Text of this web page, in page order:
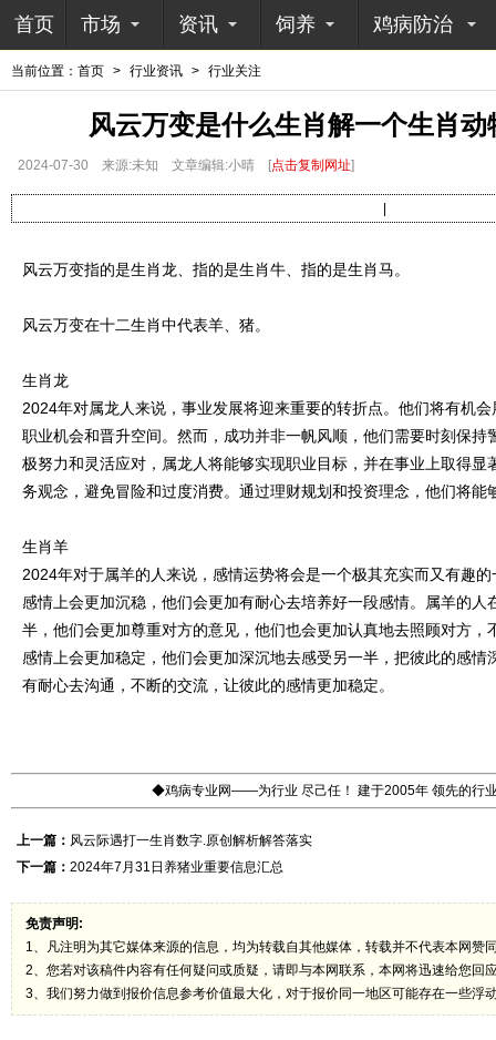
首页 市场 资讯 饲养 鸡病防治
当前位置： 首页 > 行业资讯 > 行业关注
风云万变是什么生肖解一个生肖
2024-07-30 来源:未知 文章编辑:小晴 [点击复制网址]
风云万变指的是生肖龙、指的是生肖牛、指的是生肖马。
风云万变在十二生肖中代表羊、猪。
生肖龙
2024年对属龙人来说，事业发展将迎来重要的转折点。他们将有机
职业机会和晋升空间。然而，成功并非一帆风顺，他们需要时刻保持
极努力和灵活应对，属龙人将能够实现职业目标，并在事业上取得显
务观念，避免冒险和过度消费。通过理财规划和投资理念，他们将能
生肖羊
2024年对于属羊的人来说，感情运势将会是一个极其充实而又有趣
感情上会更加沉稳，他们会更加有耐心去培养好一段感情。属羊的
半，他们会更加尊重对方的意见，他们也会更加认真地去照顾对方
感情上会更加稳定，他们会更加深沉地去感受另一半，把彼此的感情
有耐心去沟通，不断的交流，让彼此的感情更加稳定。
◆鸡病专业网——为行业 尽己任！ 建于2005年 领先的行
上一篇： 风云际遇打一生肖数字.原创解析解答落实
下一篇： 2024年7月31日养猪业重要信息汇总
免责声明:
1、凡注明为其它媒体来源的信息，均为转载自其他媒体，转载并不代表本网赞
2、您若对该稿件内容有任何疑问或质疑，请即与本网联系，本网将迅速给您回
3、我们努力做到报价信息参考价值最大化，对于报价同一地区可能存在一些浮